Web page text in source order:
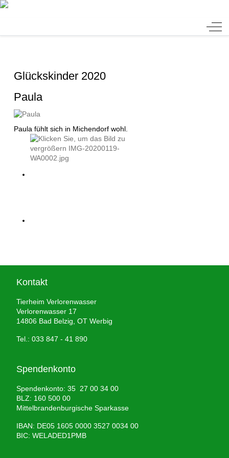
Off-
Glückskinder 2020
Paula
Paula fühlt sich in Michendorf wohl.
Kontakt
Tierheim Verlorenwasser
Verlorenwasser 17
14806 Bad Belzig, OT Werbig
Tel.: 033 847 - 41 890
Spendenkonto
Spendenkonto: 35 27 00 34 00
BLZ: 160 500 00
Mittelbrandenburgische Sparkasse
IBAN: DE05 1605 0000 3527 0034 00
BIC: WELADED1PMB